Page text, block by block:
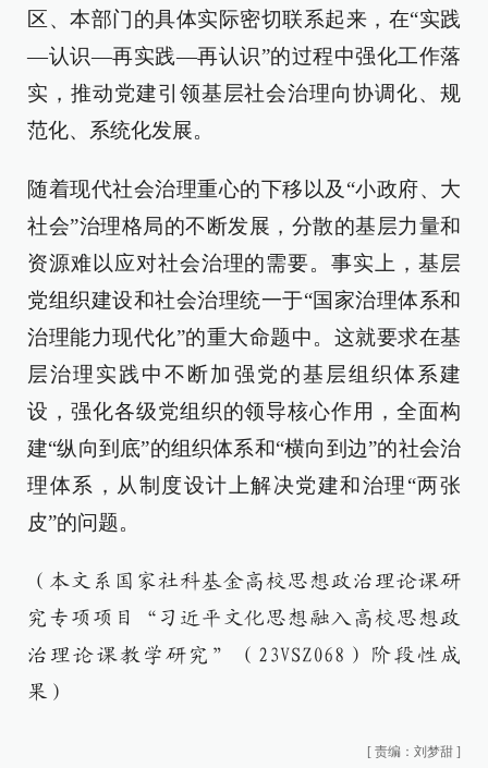
区、本部门的具体实际密切联系起来，在“实践
—认识—再实践—再认识”的过程中强化工作落
实，推动党建引领基层社会治理向协调化、规
范化、系统化发展。
随着现代社会治理重心的下移以及“小政府、大
社会”治理格局的不断发展，分散的基层力量和
资源难以应对社会治理的需要。事实上，基层
党组织建设和社会治理统一于“国家治理体系和
治理能力现代化”的重大命题中。这就要求在基
层治理实践中不断加强党的基层组织体系建
设，强化各级党组织的领导核心作用，全面构
建“纵向到底”的组织体系和“横向到边”的社会治
理体系，从制度设计上解决党建和治理“两张
皮”的问题。
（本文系国家社科基金高校思想政治理论课研
究专项项目“习近平文化思想融入高校思想政
治理论课教学研究”（23VSZ068）阶段性成
果）
[ 责编：刘梦甜 ]